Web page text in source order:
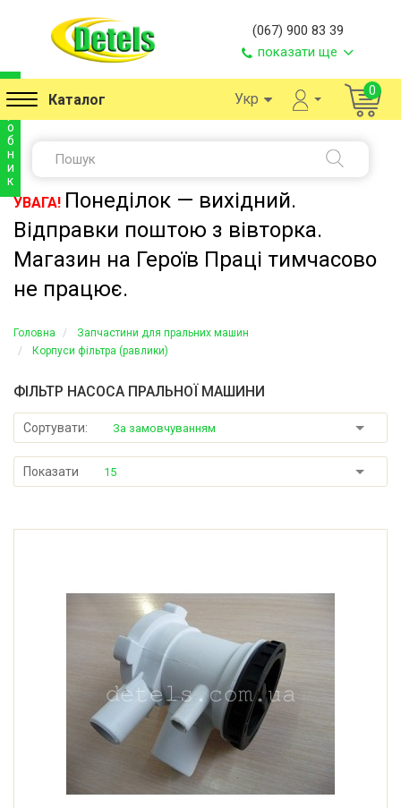
(067) 900 83 39
показати ще
Каталог Укр 0
УВАГА! Понеділок — вихідний.
Відправки поштою з вівторка.
Магазин на Героїв Праці тимчасово
не працює.
Головна
Запчастини для пральних машин
Корпуси фільтра (равлики)
ФІЛЬТР НАСОСА ПРАЛЬНОЇ МАШИНИ
Сортувати: За замовчуванням
Показати 15
и
о
б
н
и
к